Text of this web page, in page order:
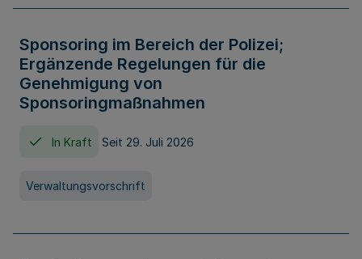
Sponsoring im Bereich der Polizei;
Ergänzende Regelungen für die
Genehmigung von
Sponsoringmaßnahmen
In Kraft Seit 29. Juli 2026
Verwaltungsvorschrift